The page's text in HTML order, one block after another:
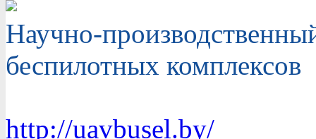
Научно-
беспилотных комплексов
http://uavbusel.by/